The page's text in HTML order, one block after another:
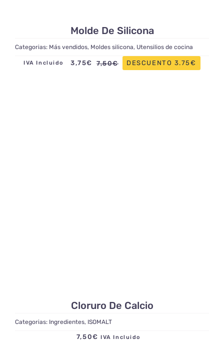
Molde De Silicona
Categorias: Más vendidos, Moldes silicona, Utensilios de cocina
7,50€
El
3,75€
El
IVA Incluido DESCUENTO 3.75€
Cloruro De Calcio
Categorias: Ingredientes, ISOMALT
7,50€ IVA Incluido